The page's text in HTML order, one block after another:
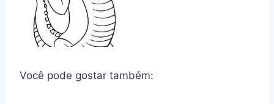
Você pode gostar também: